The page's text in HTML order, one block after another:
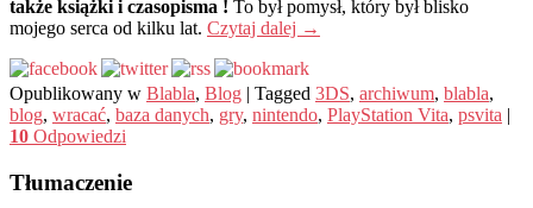
także książki i czasopisma ! To był pomysł, który był blisko
mojego serca od kilku lat. Czytaj dalej →
Opublikowany w Blabla, Blog | Tagged 3DS, archiwum, blabla,
blog, wracać, baza danych, gry, nintendo, PlayStation Vita, psvita |
10 Odpowiedzi
Tłumaczenie